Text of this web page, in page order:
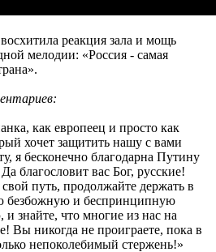
реакция зала и мощь
мелодии: «Россия - самая
как европеец и просто как
хочет защитить нашу с вами
я бесконечно благодарна Путину
благословит вас Бог, русские!
путь, продолжайте держать в
безбожную и беспринципную
знайте, что многие из нас на
Вы никогда не проиграете, пока в
непоколебимый стержень!»